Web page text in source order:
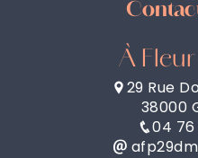
À Fleur
29 Rue
38000
04